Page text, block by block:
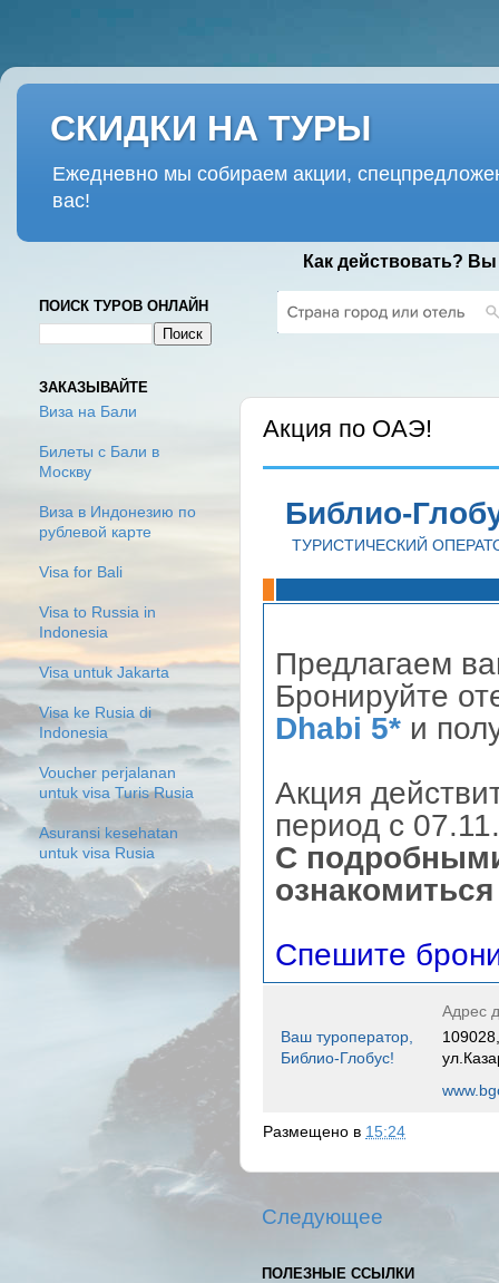
СКИДКИ НА ТУРЫ
Ежедневно мы собираем акции,
вас!
Как действовать?
Акция по ОАЭ!
Библио-
ТУРИСТИЧЕСКИЙ
Предлагаем
Бронируйте
Dhabi 5* и
Акция
период с
С
Спешите
Адрес
Ваш туроператор,
Библио-Глобус!
Размещено в 15:24
Следующее
ПОЛЕЗНЫЕ ССЫЛКИ
ПОИСК ТУРОВ ОНЛАЙН
ЗАКАЗЫВАЙТЕ
Виза на Бали
Билеты с Бали в
Москву
Виза в Индонезию по
рублевой карте
Visa for Bali
Visa to Russia in
Indonesia
Visa untuk Jakarta
Visa ke Rusia di
Indonesia
Voucher perjalanan
untuk visa Turis Rusia
Asuransi kesehatan
untuk visa Rusia